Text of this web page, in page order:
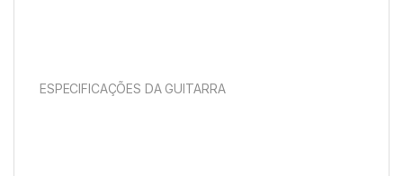
ESPECIFICAÇÕES DA GUITARRA